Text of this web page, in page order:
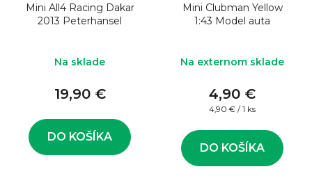
Mini All4 Racing Dakar
2013 Peterhansel
Na sklade
19,90 €
DO KOŠÍKA
Mini Clubman Yellow
1:43 Model auta
Na externom sklade
4,90 €
Jednotková
4,90 € / 1 ks
DO KOŠÍKA